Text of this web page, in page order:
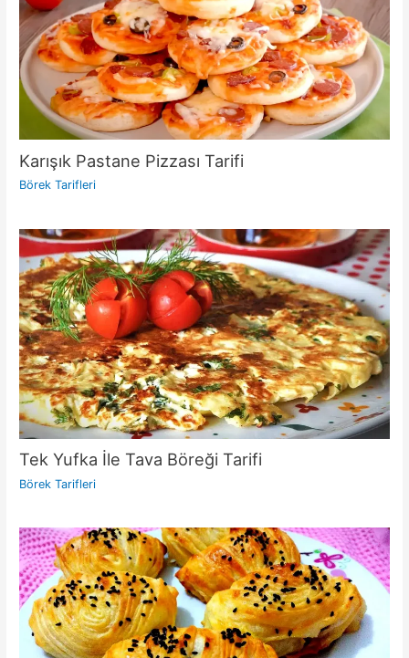
Karışık Pastane Pizzası Tarifi
Börek Tarifleri
Tek Yufka İle Tava Böreği Tarifi
Börek Tarifleri